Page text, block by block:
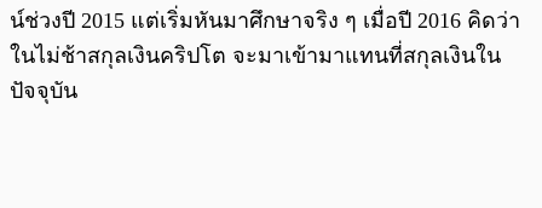
น์ช่วงปี 2015 แต่เริ่มหันมาศึกษาจริง ๆ เมื่อปี 2016 คิดว่า
ในไม่ช้าสกุลเงินคริปโต จะมาเข้ามาแทนที่สกุลเงินใน
ปัจจุบัน